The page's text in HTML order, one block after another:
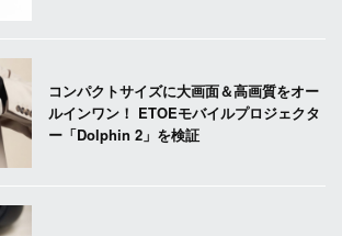
コンパクトサイズに大画面＆高画質をオー
ルインワン！ ETOEモバイルプロジェクタ
ー「Dolphin 2」を検証